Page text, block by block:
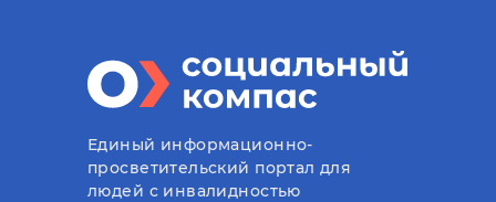
Единый информационно-
просветительский портал для
людей с инвалидностью